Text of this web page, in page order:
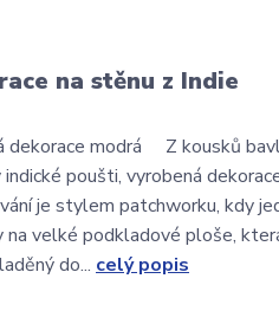
na stěnu z Indie
dekorace modrá Z kousků
poušti, vyrobená
je stylem patchworku, kdy
na velké podkladové ploše,
do... celý popis